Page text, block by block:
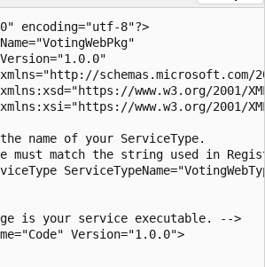
encoding="utf-8"?>
schemas.microsoft.com/
www.w3.org/2001/
www.w3.org/2001/
name of your ServiceType.
must match the string used in
is your service executable. -->
Version="1.0.0">